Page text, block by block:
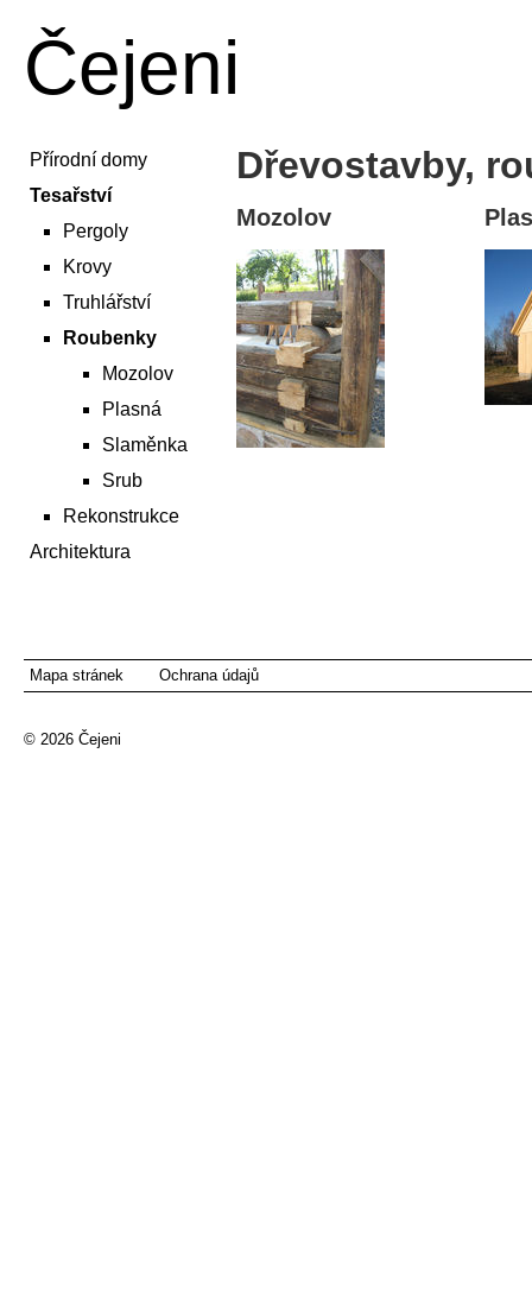
Čejeni
Přírodní domy
Tesařství
Pergoly
Krovy
Truhlářství
Roubenky
Mozolov
Plasná
Slaměnka
Srub
Rekonstrukce
Architektura
Dřevostavby,
Mozolov
Mapa stránek Ochrana údajů
© 2026 Čejeni